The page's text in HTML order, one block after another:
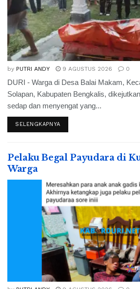
by PUTRI ANDY 9 AGUSTUS 2026 0
DURI - Warga di Desa Balai Makam,
Solapan, Kabupaten Bengkalis,
sedap dan menyengat yang...
SELENGKAPNYA
Pelaku Begal Payudara di
Warga